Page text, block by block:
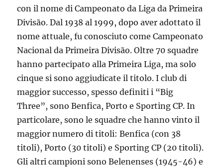
con il nome di Campeonato da Liga da Primeira
Divisão. Dal 1938 al 1999, dopo aver adottato il
nome attuale, fu conosciuto come Campeonato
Nacional da Primeira Divisão. Oltre 70 squadre
hanno partecipato alla Primeira Liga, ma solo
cinque si sono aggiudicate il titolo. I club di
maggior successo, spesso definiti i “Big
Three”, sono Benfica, Porto e Sporting CP. In
particolare, sono le squadre che hanno vinto il
maggior numero di titoli: Benfica (con 38
titoli), Porto (30 titoli) e Sporting CP (20 titoli).
Gli altri campioni sono Belenenses (1945-46) e